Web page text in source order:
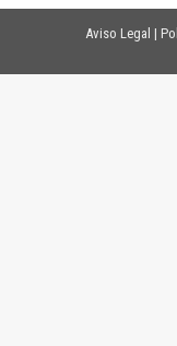
Aviso Legal |